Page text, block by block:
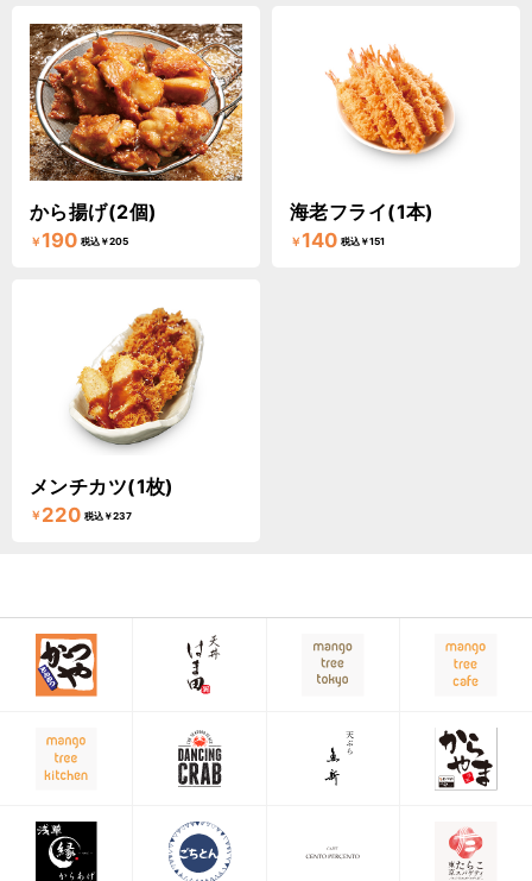
から揚げ(2個)
￥190 税込￥205
海老フライ(1本)
￥140 税込￥151
メンチカツ(1枚)
￥ 220 税込￥237